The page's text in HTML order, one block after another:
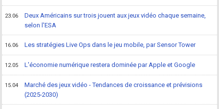
23.06
Deux Américains sur trois jouent aux jeux vidéo chaque semaine,
selon l'ESA
16.06 Les stratégies Live Ops dans le jeu mobile, par Sensor Tower
12.05 L'économie numérique restera dominée par Apple et Google
15.04
Marché des jeux vidéo - Tendances de croissance et prévisions
(2025-2030)